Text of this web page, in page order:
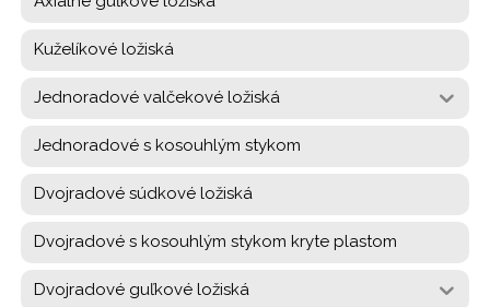
Kuželíkové ložiská
Jednoradové valčekové ložiská
Jednoradové s kosouhlým stykom
Dvojradové súdkové ložiská
Dvojradové s kosouhlým stykom kryte plastom
Dvojradové guľkové ložiská